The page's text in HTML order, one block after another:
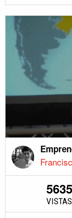
5635
VISTAS